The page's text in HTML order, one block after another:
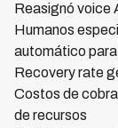
Reasignó voice
Humanos
automático
Recovery rate
Costos de
de recursos